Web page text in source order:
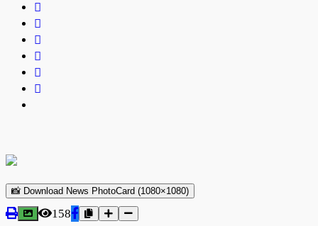
📸 Download News PhotoCard (1080×1080)
158